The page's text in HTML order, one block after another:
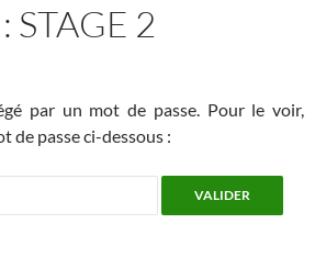
STAGE 2
par un mot de passe. Pour le voir,
de passe ci-dessous :